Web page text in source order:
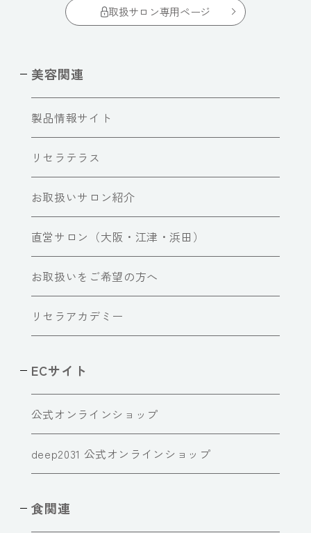
取扱サロン専用ページ
美容関連
製品情報サイト
リセラテラス
お取扱いサロン紹介
直営サロン（大阪・江津・浜田）
お取扱いをご希望の方へ
リセラアカデミー
ECサイト
公式オンラインショップ
deep2031 公式オンラインショップ
食関連